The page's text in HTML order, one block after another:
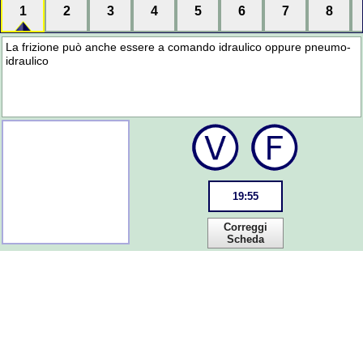
1 2 3 4 5 6 7 8
La frizione può anche essere a comando idraulico oppure pneumo-
idraulico
19:55
Correggi
Scheda